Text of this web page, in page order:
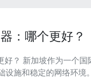
：哪个更好？
个国际
施和稳定的网络环境。